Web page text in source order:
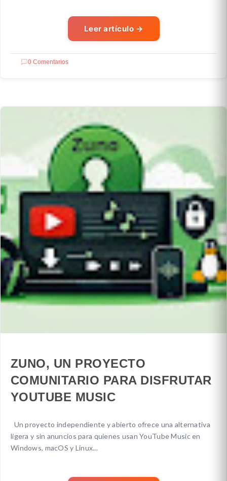
Leer artículo →
0 Comentarios
ZUNO, UN PROYECTO
COMUNITARIO PARA DISFRUTAR
YOUTUBE MUSIC
Un proyecto independiente y abierto ofrece una alternativa
ligera y sin anuncios para quienes usan YouTube Music en
Windows, macOS y Linux...